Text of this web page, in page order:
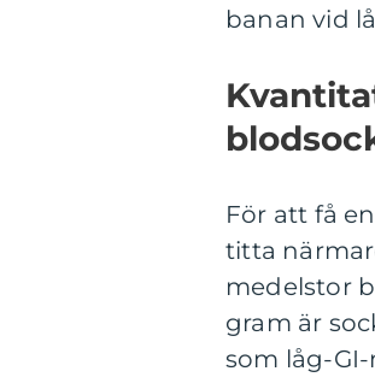
banan vid
För att få
titta
medelstor
gram är
som låg-